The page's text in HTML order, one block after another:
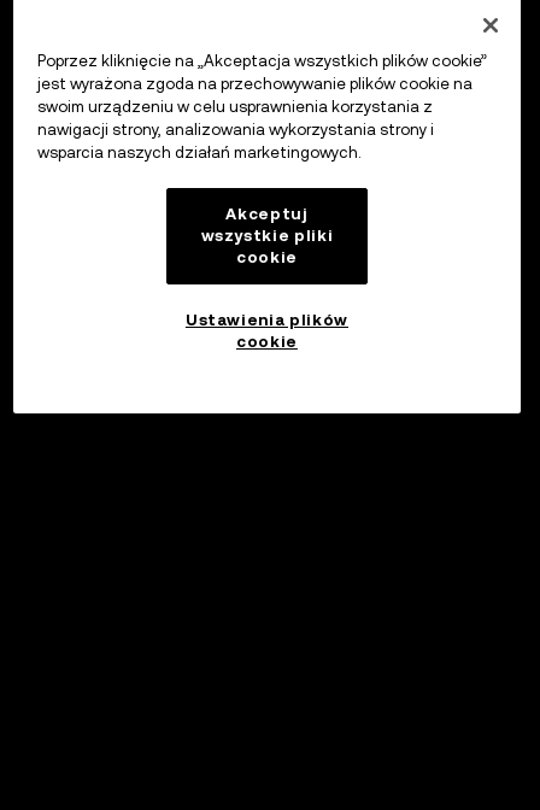
Poprzez kliknięcie na „Akceptacja wszystkich plików cookie”
jest wyrażona zgoda na przechowywanie plików cookie na
swoim urządzeniu w celu usprawnienia korzystania z
nawigacji strony, analizowania wykorzystania strony i
wsparcia naszych działań marketingowych.
Akceptuj
wszystkie pliki
cookie
Ustawienia plików
cookie